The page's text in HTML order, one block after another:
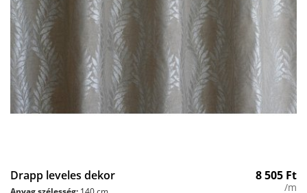
Drapp leveles dekor 8 505 Ft
/m